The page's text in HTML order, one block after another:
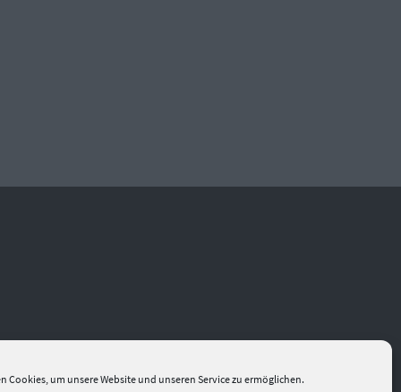
Cookies, um unsere Website und unseren Service zu ermöglichen.